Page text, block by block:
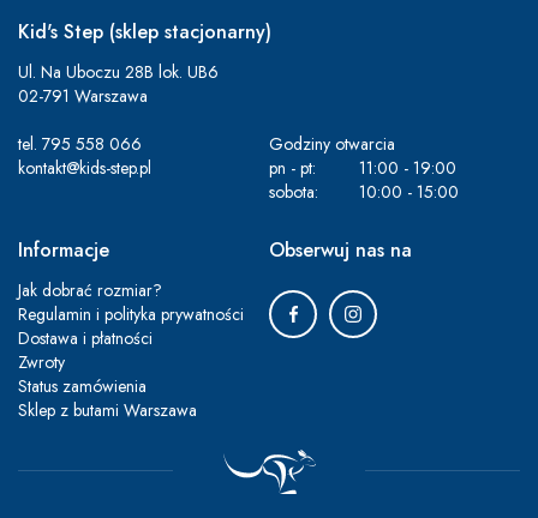
Kid's Step (sklep stacjonarny)
Ul. Na Uboczu 28B lok. UB6
02-791 Warszawa
tel. 795 558 066
kontakt@kids-step.pl
Godziny otwarcia
pn - pt:
11:00 - 19:00
sobota:
10:00 - 15:00
Informacje
Jak dobrać rozmiar?
Regulamin i polityka prywatności
Dostawa i płatności
Zwroty
Status zamówienia
Sklep z butami Warszawa
Obserwuj nas na